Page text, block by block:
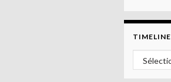
TIMELINE
Timeline